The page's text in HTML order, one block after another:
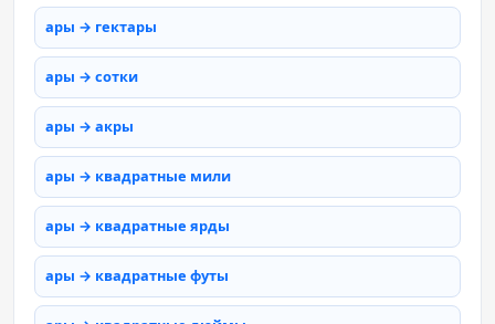
ары → гектары
ары → сотки
ары → акры
ары → квадратные мили
ары → квадратные ярды
ары → квадратные футы